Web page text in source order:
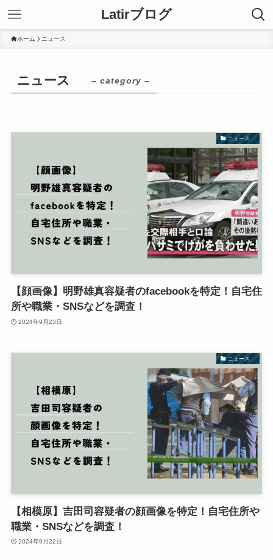
Latirブログ
ホーム ニュース
ニュース – category –
ニュース
【顔画像】明野雄真容疑者のfacebookを特定！自宅住
所や職業・SNSなどを調査！
2024年9月23日
ニュース
【相模原】吉田司容疑者の顔画像を特定！自宅住所や
職業・SNSなどを調査！
2024年9月22日